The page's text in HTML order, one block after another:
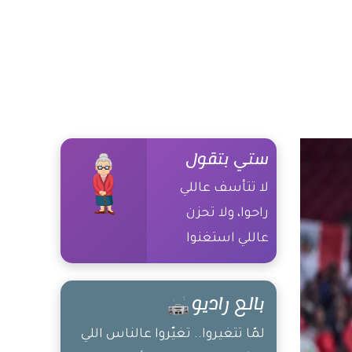
ستي بتقول
لا تتأسف عاللي
راحوا، ولا تحزن
عاللي استغنوا
بالع راديو
لمّا تتغيروا.. تغيّروا عالناس اللي